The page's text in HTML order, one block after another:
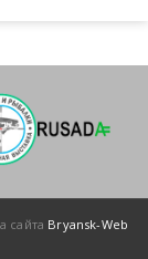
сайта Bryansk-Web